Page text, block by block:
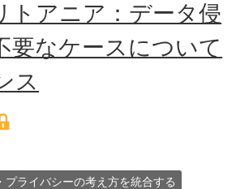
トアニア：データ侵
要なケースについて
ス
プライバシーの考え方を統合する